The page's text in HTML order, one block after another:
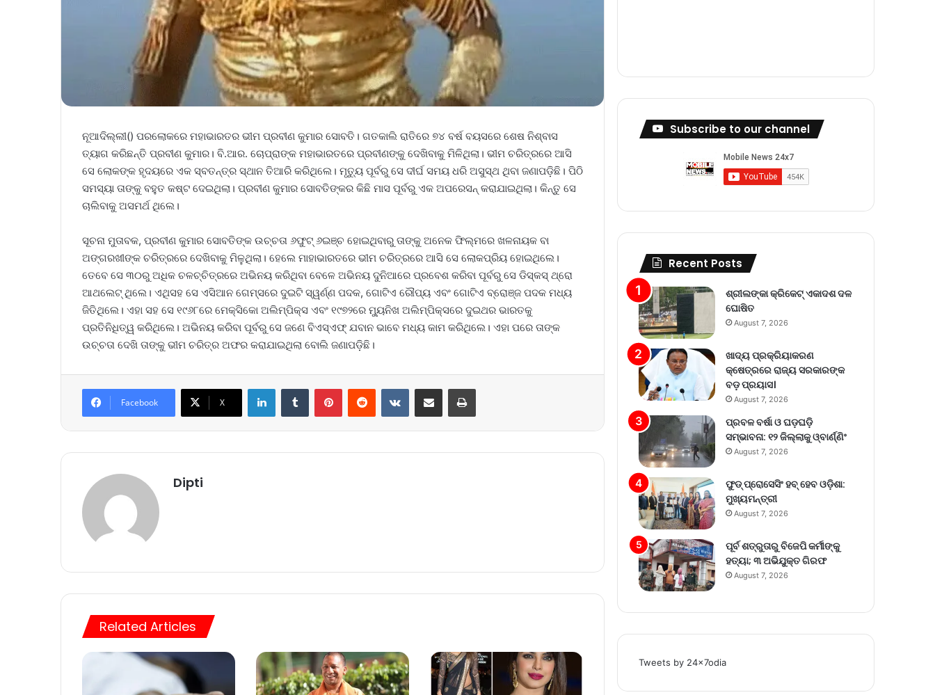
ନୂଆଦିଲ୍ଲୀ() ପରଲୋକରେ ମହାଭାରତ‌ର ଭୀମ ପ୍ରବୀଣ କୁମାର ସୋବତି। ଗତକାଲି ରାତିରେ ୭୪ ବର୍ଷ ବୟସରେ ଶେଷ ନିଶ୍ବାସ
ତ୍ୟାଗ କରିଛନ୍ତି ପ୍ରବୀଣ କୁମାର। ବି.ଆର. ଚୋପ୍ରାଙ୍କ ମହାଭାରତରେ ପ୍ରବୀଣଙ୍କୁ ଦେଖିବାକୁ ମିଳିଥିଲା। ଭୀମ ଚରିତ୍ରରେ ଆସି
ସେ ଲୋକଙ୍କ ହୃଦୟରେ ଏକ ସ୍ବତନ୍ତ୍ର ସ୍ଥାନ ତିଆରି କରିଥିଲେ। ମୃତ୍ୟୁ ପୂର୍ବରୁ ସେ ଦୀର୍ଘ ସମୟ ଧରି ଅସୁସ୍ଥ ଥିବା ଜଣାପଡ଼ିଛି। ପିଠି
ସମସ୍ୟା ତାଙ୍କୁ ବହୁତ କଷ୍ଟ ଦେଇଥିଲା। ପ୍ରବୀଣ କୁମାର ସୋବତିଙ୍କର କିଛି ମାସ ପୂର୍ବରୁ ଏକ ଅପରେସନ୍ କରାଯାଇଥିଲା। କିନ୍ତୁ ସେ
ଚାଲିବାକୁ ଅସମର୍ଥ ଥିଲେ।
ସୂଚନା ମୁତାବକ, ପ୍ରବୀଣ କୁମାର ସୋବତିଙ୍କ ଉଚ୍ଚତା ୬ଫୁଟ୍ ୬ଇଞ୍ଚ ହୋଇଥିବାରୁ ତାଙ୍କୁ ଅନେକ ଫିଲ୍ମରେ ଖଳନାୟକ ବା
ଅଙ୍ଗରଖୀଙ୍କ ଚରିତ୍ରରେ ଦେଖିବାକୁ ମିଳୁଥିଲା। ହେଲେ ମାହାଭାରତରେ ଭୀମ ଚରିତ୍ରରେ ଆସି ସେ ‌ଲୋକପ୍ରିୟ ହୋଇଥିଲେ।
ତେ‌ବେ ସେ ୩୦ରୁ ଅଧିକ ଚଳଚ୍ଚିତ୍ରରେ ଅଭିନୟ କରିଥିବା ବେଳେ ଅଭିନୟ ଦୁନିଆରେ ପ୍ରବେଶ କରିବା ପୂର୍ବରୁ ସେ ଡିସ୍କସ୍ ଥ୍ରୋ
ଆଥଲେଟ୍ ଥିଲେ। ଏଥିସହ ସେ ଏସିଆନ ଗେମ୍ସରେ ଦୁଇଟି ସ୍ୱର୍ଣ୍ଣ ପଦକ, ଗୋଟିଏ ରୌପ୍ୟ ଏବଂ ଗୋଟିଏ ବ୍ରୋଞ୍ଜ ପଦକ ମଧ୍ୟ
ଜିତିଥିଲେ। ଏହା ସହ ସେ ୧୯୬୮ରେ ମେକ୍ସିକୋ ଅଲିମ୍ପିକ୍ସ ଏବଂ ୧୯୭୨ରେ ମ୍ୟୁନିଖ ଅଲିମ୍ପିକ୍ସରେ ଦୁଇଥର ଭାରତକୁ
ପ୍ରତିନିଧିତ୍ୱ କରିଥିଲେ। ଅଭିନୟ କରିବା ପୂର୍ବରୁ ସେ ଜଣେ ବିଏସ୍ଏଫ୍ ଯବାନ ଭାବେ ମଧ୍ୟ କାମ କରିଥିଲେ। ଏହା ପରେ ତାଙ୍କ
ଉଚ୍ଚତା ଦେଖି ତାଙ୍କୁ ଭୀମ ଚରିତ୍ର ଅଫର କରାଯାଇଥିଲା ବୋଲି ଜଣାପଡ଼ିଛି।
Facebook X
Dipti
Related Articles
Subscribe to our channel
Recent Posts
ଶ୍ରୀଲଙ୍କା କ୍ରିକେଟ୍‌ ଏକାଦଶ ଦଳ
ଘୋଷିତ
August 7, 2026
ଖାଦ୍ୟ ପ୍ରକ୍ରିୟାକରଣ
କ୍ଷେତ୍ରରେ ରାଜ୍ୟ ସରକାରଙ୍କ
ବଡ଼ ପ୍ରୟାସ।
August 7, 2026
ପ୍ରବଳ ବର୍ଷା ଓ ଘଡ଼ଘଡ଼ି
ସମ୍ଭାବନା: ୧୨ ଜିଲ୍ଲାକୁ ଓ୍ବାର୍ଣ୍ଣିଂ
August 7, 2026
ଫୁଡ୍ ପ୍ରୋସେସିଂ ହବ୍ ହେବ ଓଡ଼ିଶା:
ମୁଖ୍ୟମନ୍ତ୍ରୀ
August 7, 2026
ପୂର୍ବ ଶତ୍ରୁତାରୁ ବିଜେପି କର୍ମୀଙ୍କୁ
ହତ୍ୟା; ୩ ଅଭିଯୁକ୍ତ ଗିରଫ
August 7, 2026
Tweets by 24x7odia